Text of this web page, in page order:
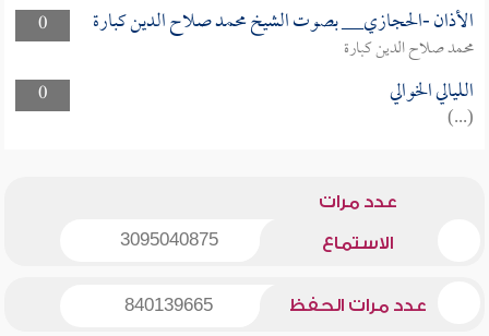
0
الأذان -الحجازي__ بصوت الشيخ محمد صلاح الدين كبارة
محمد صلاح الدين كبارة
0
الليالي الخوالي
(...)
عدد مرات
الاستماع 3095040875
عدد مرات الحفظ 840139665